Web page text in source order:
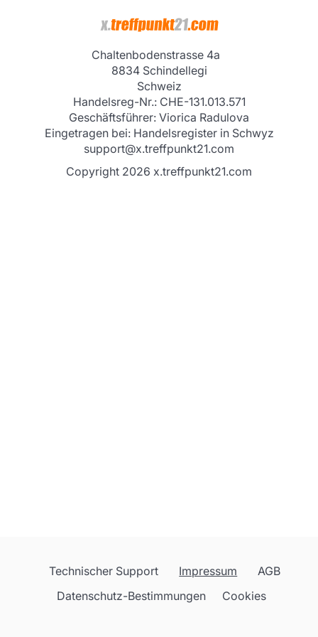
Chaltenbodenstrasse 4a
8834 Schindellegi
Schweiz
Handelsreg-Nr.: CHE-131.013.571
Geschäftsführer: Viorica Radulova
Eingetragen bei: Handelsregister in Schwyz
support@x.treffpunkt21.com
Copyright 2026 x.treffpunkt21.com
Technischer Support Impressum
AGB
Datenschutz-Bestimmungen
Cookies